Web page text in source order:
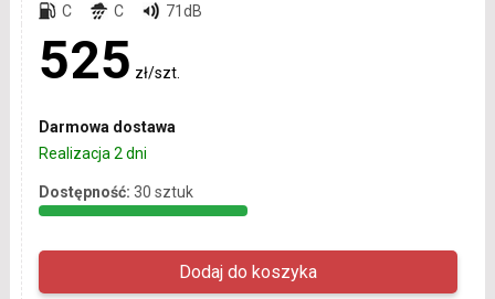
C C 71dB
525 zł/szt.
Darmowa dostawa
Realizacja 2 dni
Dostępność: 30 sztuk